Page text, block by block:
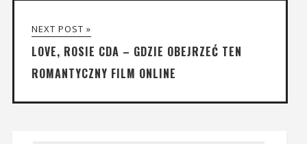
NEXT POST »
LOVE, ROSIE CDA – GDZIE OBEJRZEĆ TEN
ROMANTYCZNY FILM ONLINE